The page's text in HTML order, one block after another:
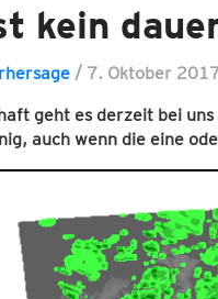
kein
/ 7. Oktober
geht es derzeit bei
auch wenn die eine